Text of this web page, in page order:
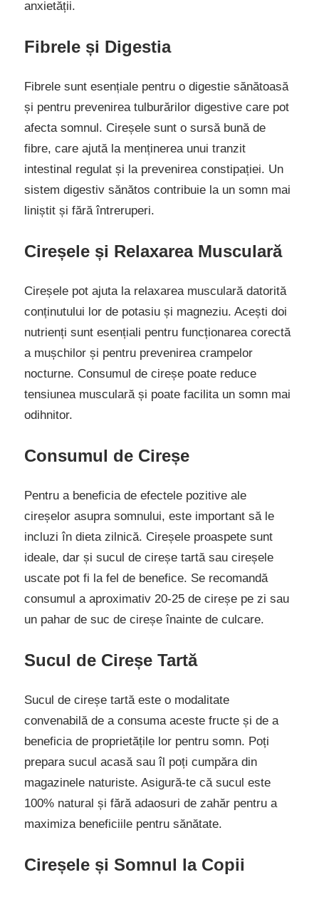
anxietății.
Fibrele și Digestia
Fibrele sunt esențiale pentru o digestie sănătoasă
și pentru prevenirea tulburărilor digestive care pot
afecta somnul. Cireșele sunt o sursă bună de
fibre, care ajută la menținerea unui tranzit
intestinal regulat și la prevenirea constipației. Un
sistem digestiv sănătos contribuie la un somn mai
liniștit și fără întreruperi.
Cireșele și Relaxarea Musculară
Cireșele pot ajuta la relaxarea musculară datorită
conținutului lor de potasiu și magneziu. Acești doi
nutrienți sunt esențiali pentru funcționarea corectă
a mușchilor și pentru prevenirea crampelor
nocturne. Consumul de cireșe poate reduce
tensiunea musculară și poate facilita un somn mai
odihnitor.
Consumul de Cireșe
Pentru a beneficia de efectele pozitive ale
cireșelor asupra somnului, este important să le
incluzi în dieta zilnică. Cireșele proaspete sunt
ideale, dar și sucul de cireșe tartă sau cireșele
uscate pot fi la fel de benefice. Se recomandă
consumul a aproximativ 20-25 de cireșe pe zi sau
un pahar de suc de cireșe înainte de culcare.
Sucul de Cireșe Tartă
Sucul de cireșe tartă este o modalitate
convenabilă de a consuma aceste fructe și de a
beneficia de proprietățile lor pentru somn. Poți
prepara sucul acasă sau îl poți cumpăra din
magazinele naturiste. Asigură-te că sucul este
100% natural și fără adaosuri de zahăr pentru a
maximiza beneficiile pentru sănătate.
Cireșele și Somnul la Copii